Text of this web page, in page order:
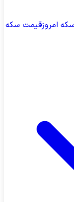
امروزقیمت سکه